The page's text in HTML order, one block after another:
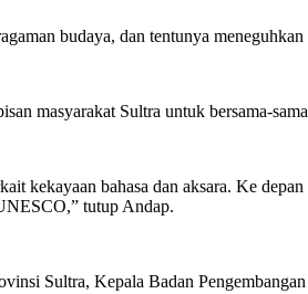
budaya, dan tentunya
masyarakat Sultra untuk bersama-
kekayaan bahasa dan aksara. Ke
tutup Andap.
Sultra, Kepala Badan